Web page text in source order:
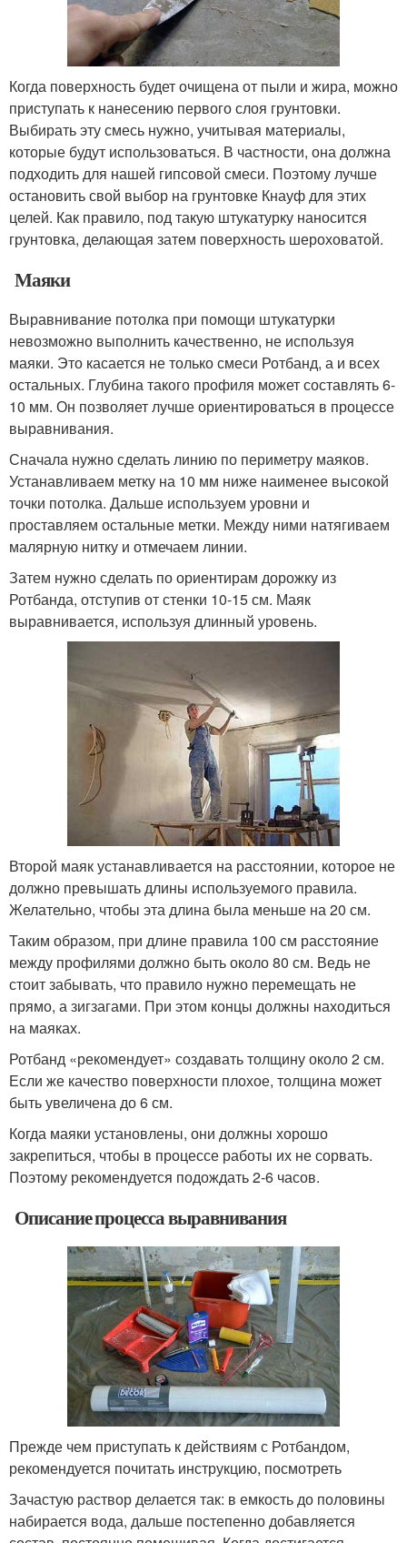
Когда поверхность будет очищена от пыли и жира, можно
приступать к нанесению первого слоя грунтовки.
Выбирать эту смесь нужно, учитывая материалы,
которые будут использоваться. В частности, она должна
подходить для нашей гипсовой смеси. Поэтому лучше
остановить свой выбор на грунтовке Кнауф для этих
целей. Как правило, под такую штукатурку наносится
грунтовка, делающая затем поверхность шероховатой.
Маяки
Выравнивание потолка при помощи штукатурки
невозможно выполнить качественно, не используя
маяки. Это касается не только смеси Ротбанд, а и всех
остальных. Глубина такого профиля может составлять 6-
10 мм. Он позволяет лучше ориентироваться в процессе
выравнивания.
Сначала нужно сделать линию по периметру маяков.
Устанавливаем метку на 10 мм ниже наименее высокой
точки потолка. Дальше используем уровни и
проставляем остальные метки. Между ними натягиваем
малярную нитку и отмечаем линии.
Затем нужно сделать по ориентирам дорожку из
Ротбанда, отступив от стенки 10-15 см. Маяк
выравнивается, используя длинный уровень.
Второй маяк устанавливается на расстоянии, которое не
должно превышать длины используемого правила.
Желательно, чтобы эта длина была меньше на 20 см.
Таким образом, при длине правила 100 см расстояние
между профилями должно быть около 80 см. Ведь не
стоит забывать, что правило нужно перемещать не
прямо, а зигзагами. При этом концы должны находиться
на маяках.
Ротбанд «рекомендует» создавать толщину около 2 см.
Если же качество поверхности плохое, толщина может
быть увеличена до 6 см.
Когда маяки установлены, они должны хорошо
закрепиться, чтобы в процессе работы их не сорвать.
Поэтому рекомендуется подождать 2-6 часов.
Описание процесса выравнивания
Прежде чем приступать к действиям с Ротбандом,
рекомендуется почитать инструкцию, посмотреть
Зачастую раствор делается так: в емкость до половины
набирается вода, дальше постепенно добавляется